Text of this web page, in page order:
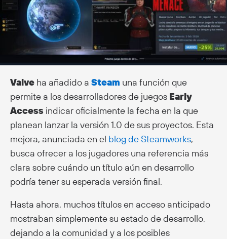
Valve ha añadido a Steam una función que
permite a los desarrolladores de juegos Early
Access indicar oficialmente la fecha en la que
planean lanzar la versión 1.0 de sus proyectos. Esta
mejora, anunciada en el blog de Steamworks,
busca ofrecer a los jugadores una referencia más
clara sobre cuándo un título aún en desarrollo
podría tener su esperada versión final.
Hasta ahora, muchos títulos en acceso anticipado
mostraban simplemente su estado de desarrollo,
dejando a la comunidad y a los posibles